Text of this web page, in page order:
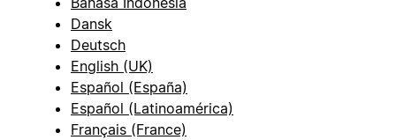
Dansk
Deutsch
English (UK)
Español (España)
Español (Latinoamérica)
Français (France)